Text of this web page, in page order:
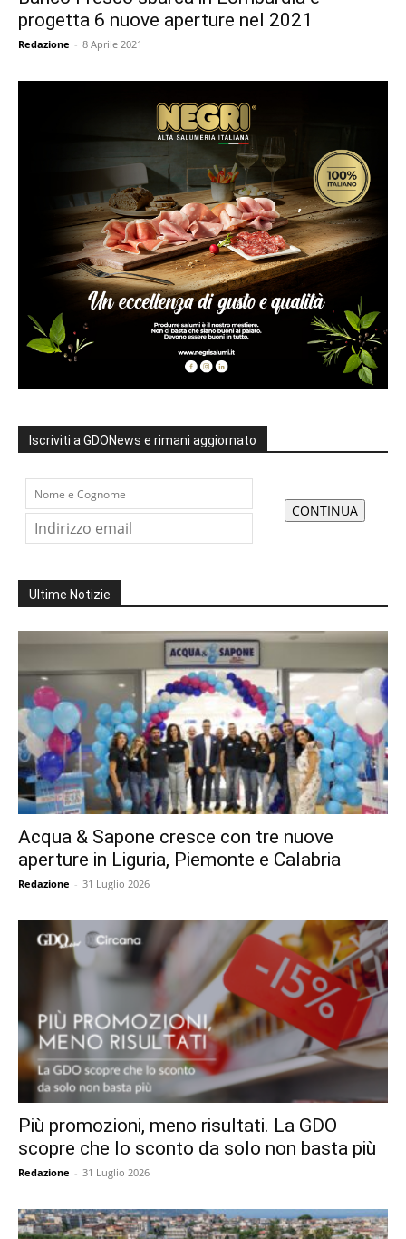
progetta 6 nuove aperture nel 2021
Redazione - 8 Aprile 2021
Iscriviti a GDONews e rimani aggiornato
Ultime Notizie
Acqua & Sapone cresce con tre nuove
aperture in Liguria, Piemonte e Calabria
Redazione - 31 Luglio 2026
Più promozioni, meno risultati. La GDO
scopre che lo sconto da solo non basta più
Redazione - 31 Luglio 2026